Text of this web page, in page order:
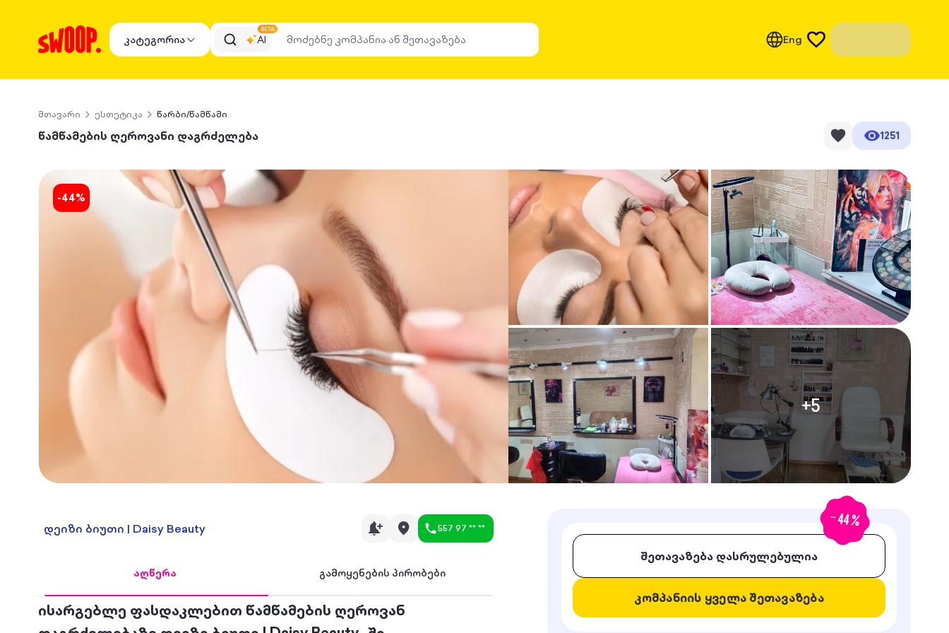
კატეგორია AI
BETA
Eng
მთავარი ესთეტიკა წარბი/წამწამი
წამწამების ღეროვანი დაგრძელება 1251
+5
-44%
დეიზი ბიუთი | Daisy Beauty 557 97 ** **
აღწერა გამოყენების პირობები
ისარგებლე ფასდაკლებით წამწამების ღეროვან
-44%
შეთავაზება დასრულებულია
კომპანიის ყველა შეთავაზება